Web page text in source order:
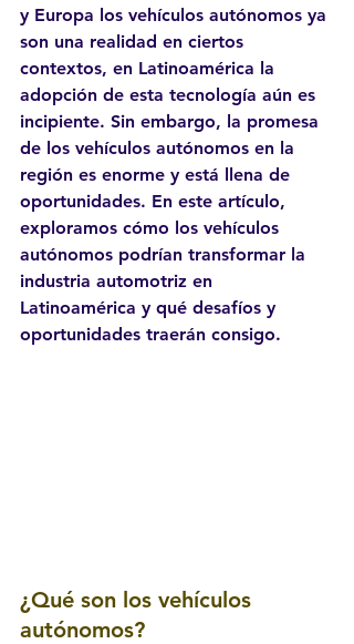
y Europa los vehículos autónomos ya
son una realidad en ciertos
contextos, en Latinoamérica la
adopción de esta tecnología aún es
incipiente. Sin embargo, la promesa
de los vehículos autónomos en la
región es enorme y está llena de
oportunidades. En este artículo,
exploramos cómo los vehículos
autónomos podrían transformar la
industria automotriz en
Latinoamérica y qué desafíos y
oportunidades traerán consigo.
¿Qué son los vehículos
autónomos?